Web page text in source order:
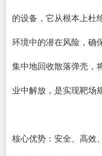
的设备，它从根本上杜
环境中的潜在风险，确
集中地回收散落弹壳，
业中解放，是实现靶场
核心优势：安全、高效